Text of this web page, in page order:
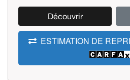
Découvrir
ESTIMATION DE